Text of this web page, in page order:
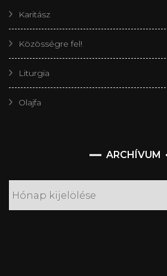
Karitász
Közösségre fel!
Liturgia
Olajfa
ARCHÍVUM
Archívum